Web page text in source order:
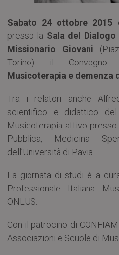
Sabato 24 ottobre 2015
presso la Sala del Dialogo
Missionario Giovani
Torino) il Convegno
Musicoterapia e demenza
Tra i relatori anche
scientifico e didattico
Musicoterapia attivo
Pubblica, Medicina
dell’Università di Pavia.
La giornata di studi è a
Professionale Italiana
ONLUS.
Con il patrocino di
Associazioni e Scuole di